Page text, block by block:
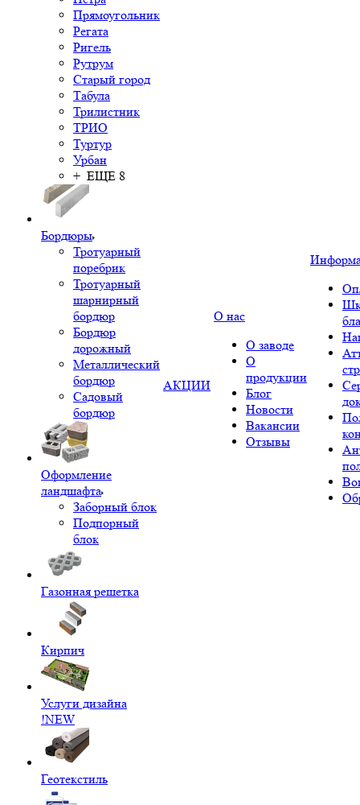
Прямоугольник
Регата
Ригель
Рутрум
Старый город
Табула
Трилистник
ТРИО
Туртур
Урбан
+ ЕЩЕ 8
Бордюры
Тротуарный
поребрик
Тротуарный
шарнирный
бордюр
Бордюр
дорожный
Металлический
бордюр
Садовый
бордюр
Оформление
ландшафта
Заборный блок
Подпорный
блок
Газонная решетка
Кирпич
Услуги дизайна
!NEW
Геотекстиль
АКЦИИ
О нас
О заводе
О
продукции
Блог
Новости
Вакансии
Отзывы